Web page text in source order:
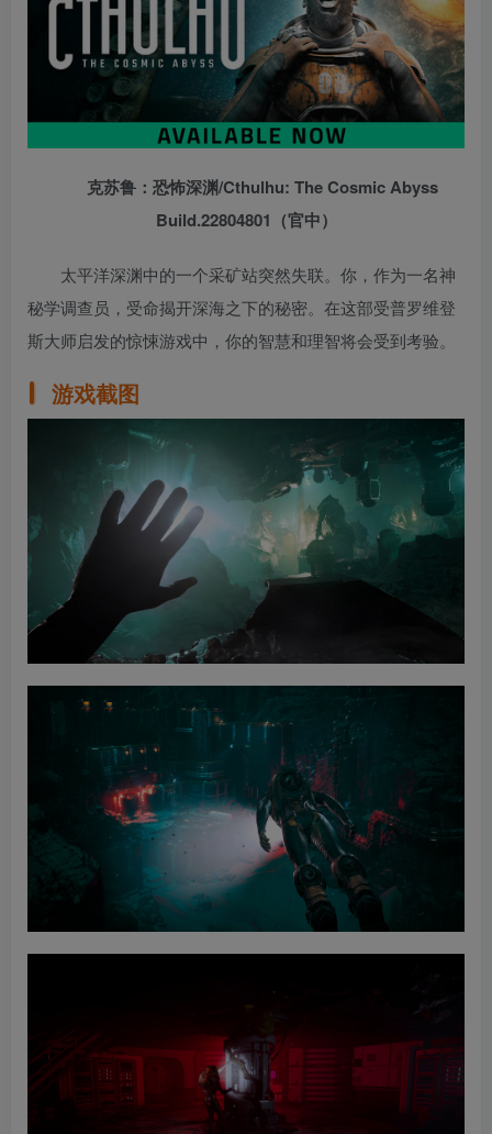
克苏鲁：恐怖深渊/Cthulhu: The Cosmic Abyss
Build.22804801（官中）
太平洋深渊中的一个采矿站突然失联。你，作为一名神
秘学调查员，受命揭开深海之下的秘密。在这部受普罗维登
斯大师启发的惊悚游戏中，你的智慧和理智将会受到考验。
游戏截图